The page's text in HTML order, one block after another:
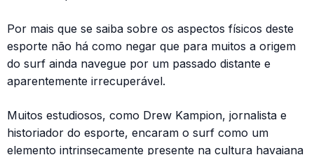
Por mais que se saiba sobre os aspectos físicos deste
esporte não há como negar que para muitos a origem
do surf ainda navegue por um passado distante e
aparentemente irrecuperável.
Muitos estudiosos, como Drew Kampion, jornalista e
historiador do esporte, encaram o surf como um
elemento intrinsecamente presente na cultura havaiana